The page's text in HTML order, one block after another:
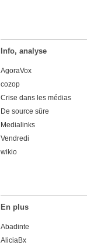
Info, analyse
AgoraVox
cozop
Crise dans les médias
De source sûre
Medialinks
Vendredi
wikio
En plus
Abadinte
AliciaBx